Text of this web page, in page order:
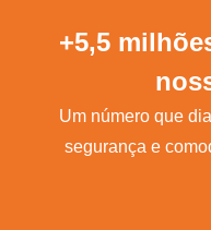
+5,5
Um número que
segurança e